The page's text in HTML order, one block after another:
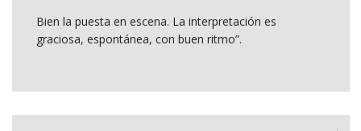
Bien la puesta en escena. La interpretación es
graciosa, espontánea, con buen ritmo”.